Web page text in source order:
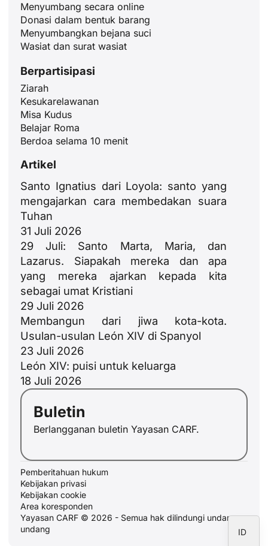
Menyumbang secara online
Donasi dalam bentuk barang
Menyumbangkan bejana suci
Wasiat dan surat wasiat
Berpartisipasi
Ziarah
Kesukarelawanan
Misa Kudus
Belajar Roma
Berdoa selama 10 menit
Artikel
Santo Ignatius dari Loyola: santo yang
mengajarkan cara membedakan suara
Tuhan
31 Juli 2026
29 Juli: Santo Marta, Maria, dan
Lazarus. Siapakah mereka dan apa
yang mereka ajarkan kepada kita
sebagai umat Kristiani
29 Juli 2026
Membangun dari jiwa kota-kota.
Usulan-usulan León XIV di Spanyol
23 Juli 2026
León XIV: puisi untuk keluarga
18 Juli 2026
Buletin
Berlangganan buletin Yayasan CARF.
Pemberitahuan hukum
Kebijakan privasi
Kebijakan cookie
Area koresponden
Yayasan CARF © 2026 - Semua hak dilindungi undang-
undang
ID
FR
RU